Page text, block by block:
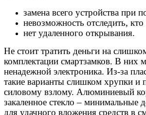
замена всего устройства при
невозможность отследить,
нет удаленного открывания.
Не стоит тратить деньги на
комплектации смартзамков. В них
ненадежной электроника. Из-за
такие варианты слишком хрупки и
силовому взлому. Алюминиевый
закаленное стекло – минимальные
для удачного вложения средств в